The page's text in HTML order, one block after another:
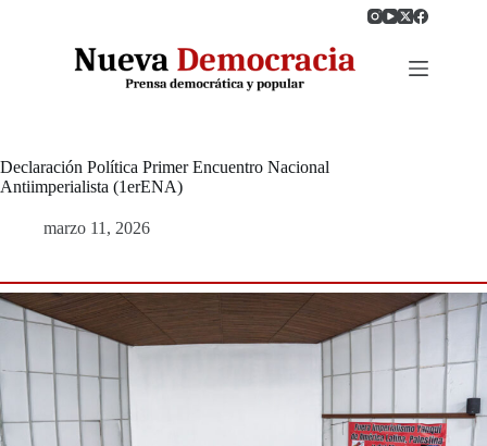
Declaración Política Primer Encuentro Nacional
Antiimperialista (1erENA)
marzo 11, 2026